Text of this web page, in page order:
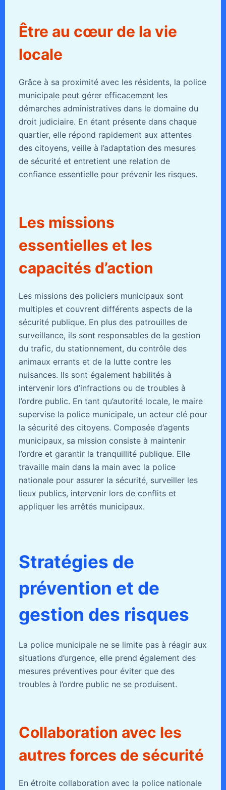
Être au cœur de la vie
locale
Grâce à sa proximité avec les résidents, la police
municipale peut gérer efficacement les
démarches administratives dans le domaine du
droit judiciaire. En étant présente dans chaque
quartier, elle répond rapidement aux attentes
des citoyens, veille à l’adaptation des mesures
de sécurité et entretient une relation de
confiance essentielle pour prévenir les risques.
Les missions
essentielles et les
capacités d’action
Les missions des policiers municipaux sont
multiples et couvrent différents aspects de la
sécurité publique. En plus des patrouilles de
surveillance, ils sont responsables de la gestion
du trafic, du stationnement, du contrôle des
animaux errants et de la lutte contre les
nuisances. Ils sont également habilités à
intervenir lors d’infractions ou de troubles à
l’ordre public. En tant qu’autorité locale, le maire
supervise la police municipale, un acteur clé pour
la sécurité des citoyens. Composée d’agents
municipaux, sa mission consiste à maintenir
l’ordre et garantir la tranquillité publique. Elle
travaille main dans la main avec la police
nationale pour assurer la sécurité, surveiller les
lieux publics, intervenir lors de conflits et
appliquer les arrêtés municipaux.
Stratégies de
prévention et de
gestion des risques
La police municipale ne se limite pas à réagir aux
situations d’urgence, elle prend également des
mesures préventives pour éviter que des
troubles à l’ordre public ne se produisent.
Collaboration avec les
autres forces de sécurité
En étroite collaboration avec la police nationale